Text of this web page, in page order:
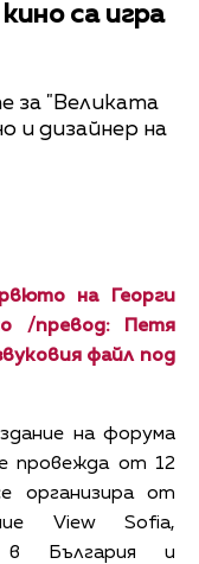
са игра
за "Великата
и дизайнер на
на Георги
/превод: Петя
файл под
на форума
провежда от 12
организира от
View Sofia,
в България и